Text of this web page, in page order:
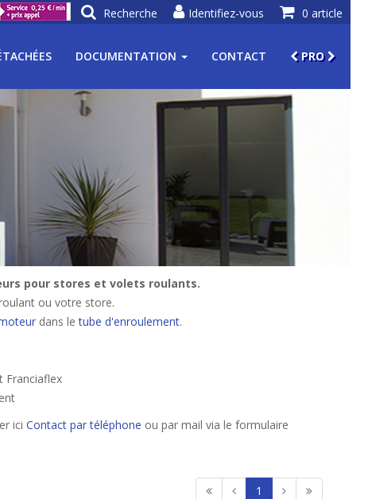
0 article
Identifiez-vous
Recherche
DOCUMENTATION CONTACT PRO
pour stores et volets roulants.
ou votre store.
dans letube d'enroulement.
Franciaflex
ici Contact par téléphone ou par mail via le formulaire
1